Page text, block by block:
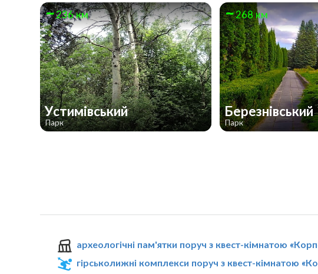
236 км
Устимівський
Парк
268 км
Березнівський
Парк
археологічні пам'ятки поруч з квест-кімнатою
гірськолижні комплекси поруч з квест-кімнатою